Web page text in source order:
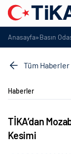
Anasayfa»Basın
Tüm Haberler
Haberler
TİKA’dan
Kesimi